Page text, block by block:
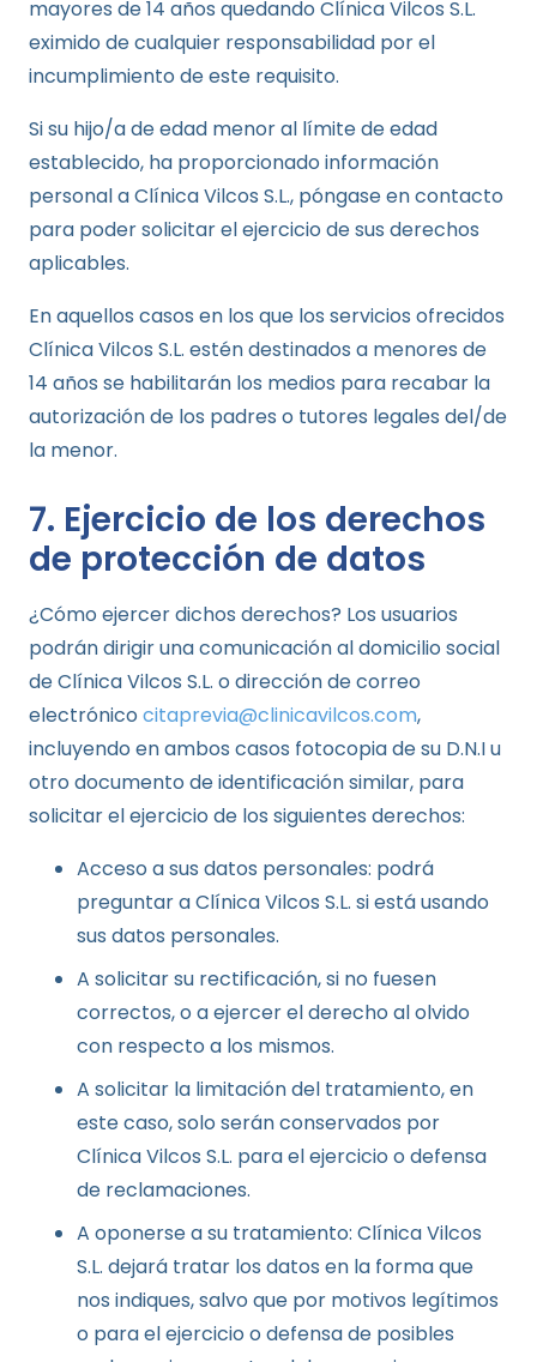
mayores de 14 años quedando Clínica Vilcos S.L.
eximido de cualquier responsabilidad por el
incumplimiento de este requisito.
Si su hijo/a de edad menor al límite de edad
establecido, ha proporcionado información
personal a Clínica Vilcos S.L., póngase en contacto
para poder solicitar el ejercicio de sus derechos
aplicables.
En aquellos casos en los que los servicios ofrecidos
Clínica Vilcos S.L. estén destinados a menores de
14 años se habilitarán los medios para recabar la
autorización de los padres o tutores legales del/de
la menor.
7. Ejercicio de los derechos
de protección de datos
¿Cómo ejercer dichos derechos? Los usuarios
podrán dirigir una comunicación al domicilio social
de Clínica Vilcos S.L. o dirección de correo
electrónico citaprevia@clinicavilcos.com,
incluyendo en ambos casos fotocopia de su D.N.I u
otro documento de identificación similar, para
solicitar el ejercicio de los siguientes derechos:
Acceso a sus datos personales: podrá
preguntar a Clínica Vilcos S.L. si está usando
sus datos personales.
A solicitar su rectificación, si no fuesen
correctos, o a ejercer el derecho al olvido
con respecto a los mismos.
A solicitar la limitación del tratamiento, en
este caso, solo serán conservados por
Clínica Vilcos S.L. para el ejercicio o defensa
de reclamaciones.
A oponerse a su tratamiento: Clínica Vilcos
S.L. dejará tratar los datos en la forma que
nos indiques, salvo que por motivos legítimos
o para el ejercicio o defensa de posibles